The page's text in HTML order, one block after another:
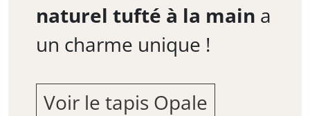
naturel tufté à la main a
un charme unique !
Voir le tapis Opale